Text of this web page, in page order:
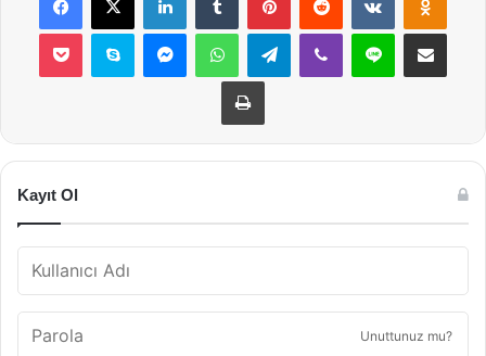
Pocket Skype MessengerWhatsAppTelegramViber Line E-Posta ile
Yazdır
Kayıt Ol
Unuttunuz mu?